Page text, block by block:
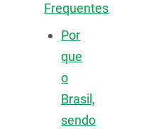
Frequentes
Por
que
o
Brasil,
sendo